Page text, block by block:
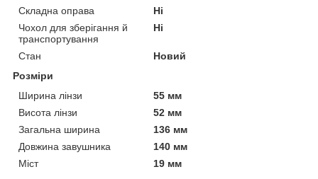
Складна оправа
Ні
Чохол для зберігання й
транспортування
Ні
Стан
Новий
Розміри
Ширина лінзи
55 мм
Висота лінзи
52 мм
Загальна ширина
136 мм
Довжина завушника
140 мм
Міст
19 мм